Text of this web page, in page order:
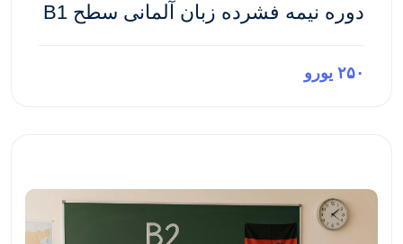
دوره نیمه فشرده زبان آلمانی سطح B1
۲۵۰ یورو